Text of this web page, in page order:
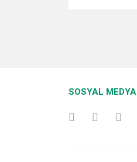
SOSYAL MEDYA